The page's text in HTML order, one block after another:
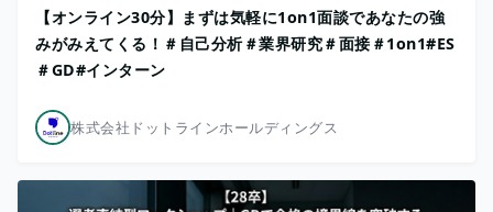
【オンライン30分】まずは気軽に1on1面談であなたの強
みがみえてくる！＃自己分析＃業界研究＃面接＃1on1#ES
＃GD#インターン
株式会社ドットラインホールディングス